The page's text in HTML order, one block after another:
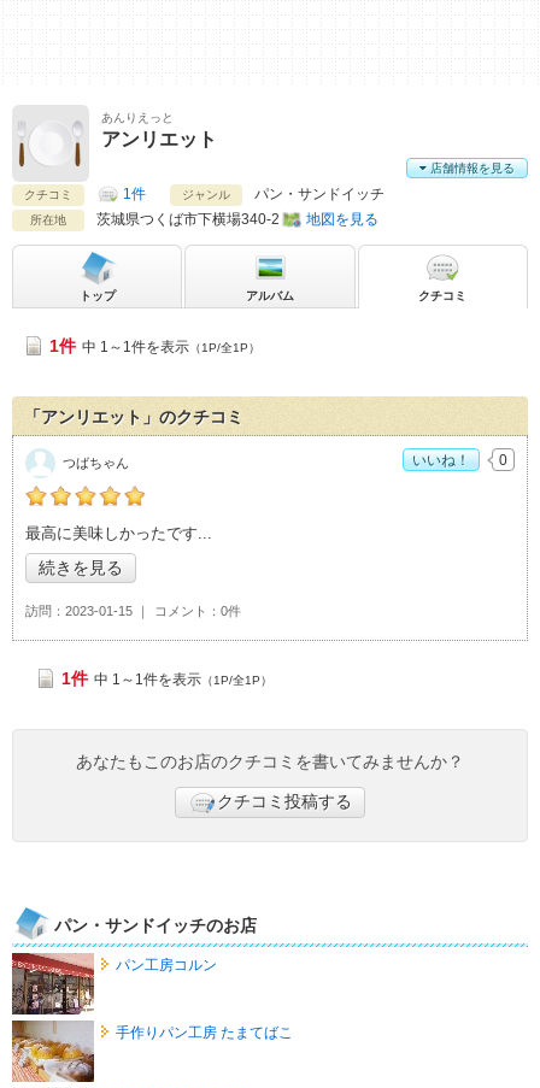
あんりえっと
アンリエット
クチコミ 1件 ジャンル パン・サンドイッチ
所在地 茨城県つくば市下横場340-2 地図を見る
店舗情報を見る
トップ アルバム クチコミ
1件 中 1～1件を表示 （1P/全1P）
「アンリエット」のクチコミ
つばちゃんの「アンリエット>」おすすめ度：
最高に美味しかったです
続きを見る
訪問 2023-01-15 コメント 0件
つばちゃん いいね！ 0
1件 中 1～1件を表示 （1P/全1P）
あなたもこのお店のクチコミを書いてみませんか？
クチコミ投稿する
パン・サンドイッチのお店
パン工房コルン
手作りパン工房 たまてばこ